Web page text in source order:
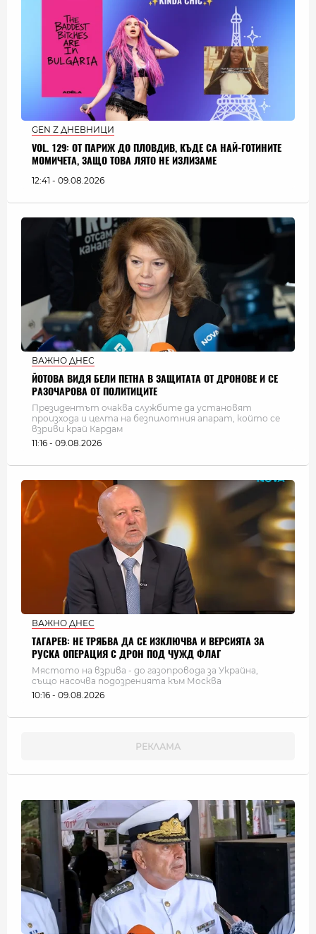
GEN Z ДНЕВНИЦИ
VOL. 129: ОТ ПАРИЖ ДО ПЛОВДИВ, КЪДЕ СА НАЙ-ГОТИНИТЕ
МОМИЧЕТА, ЗАЩО ТОВА ЛЯТО НЕ ИЗЛИЗАМЕ
12:41 - 09.08.2026
ВАЖНО ДНЕС
ЙОТОВА ВИДЯ БЕЛИ ПЕТНА В ЗАЩИТАТА ОТ ДРОНОВЕ И СЕ
РАЗОЧАРОВА ОТ ПОЛИТИЦИТЕ
Президентът очаква службите да установят
произхода и целта на безпилотния апарат, който се
взриви край Кардам
11:16 - 09.08.2026
ВАЖНО ДНЕС
ТАГАРЕВ: НЕ ТРЯБВА ДА СЕ ИЗКЛЮЧВА И ВЕРСИЯТА ЗА
РУСКА ОПЕРАЦИЯ С ДРОН ПОД ЧУЖД ФЛАГ
Мястото на взрива - до газопровода за Украйна,
също насочва подозренията към Москва
10:16 - 09.08.2026